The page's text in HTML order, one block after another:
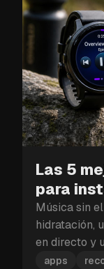
Las 5
para
Música sin
hidratación,
en directo y
apps